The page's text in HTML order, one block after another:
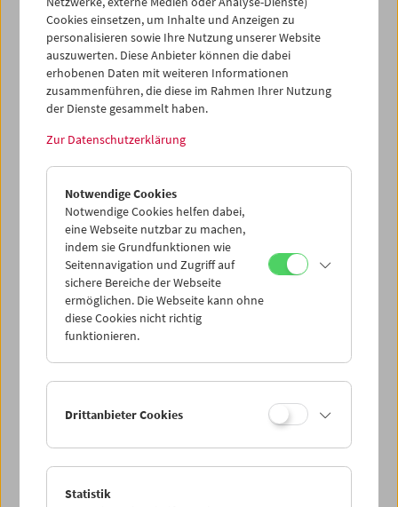
Cookies einsetzen, um Inhalte und Anzeigen zu
personalisieren sowie Ihre Nutzung unserer Website
auszuwerten. Diese Anbieter können die dabei
erhobenen Daten mit weiteren Informationen
zusammenführen, die diese im Rahmen Ihrer Nutzung
der Dienste gesammelt haben.
Zur Datenschutzerklärung
Notwendige Cookies
Notwendige Cookies helfen dabei,
eine Webseite nutzbar zu machen,
indem sie Grundfunktionen wie
Seitennavigation und Zugriff auf
sichere Bereiche der Webseite
ermöglichen. Die Webseite kann ohne
diese Cookies nicht richtig
funktionieren.
Drittanbieter Cookies
Statistik